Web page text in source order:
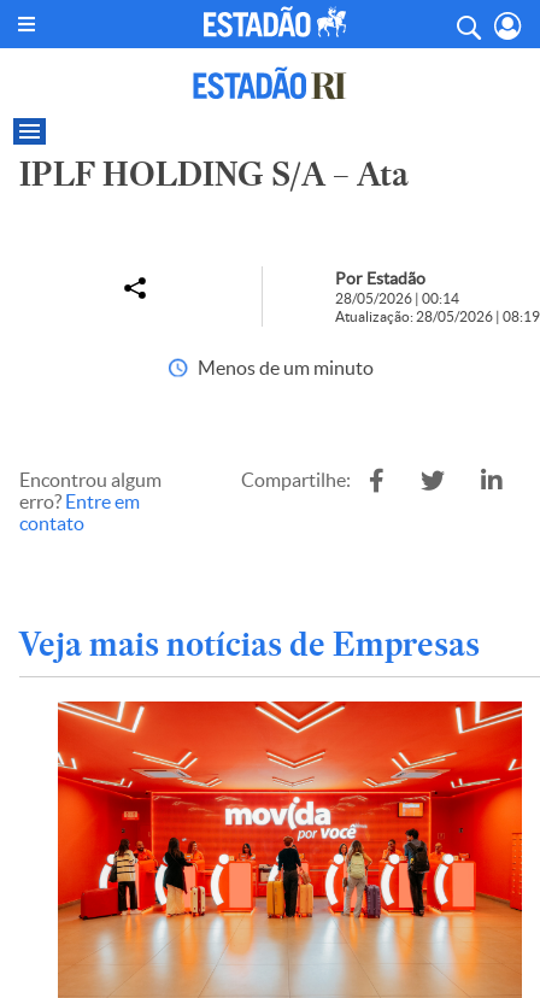
IPLF HOLDING S/A – Ata
Por Estadão
28/05/2026 | 00:14
Atualização: 28/05/2026 | 08:19
Menos de um minuto
Encontrou algum
erro? Entre em
contato
Compartilhe:
Veja mais notícias de Empresas